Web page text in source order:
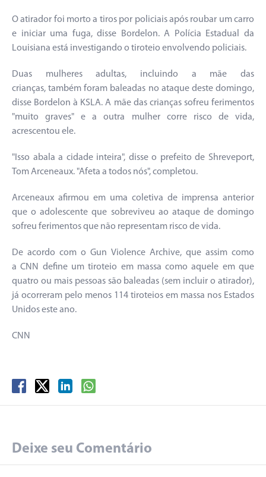
O atirador foi morto a tiros por policiais após roubar um carro
e iniciar uma fuga, disse Bordelon. A Polícia Estadual da
Louisiana está investigando o tiroteio envolvendo policiais.
Duas mulheres adultas, incluindo a mãe das
crianças, também foram baleadas no ataque deste domingo,
disse Bordelon à KSLA. A mãe das crianças sofreu ferimentos
"muito graves" e a outra mulher corre risco de vida,
acrescentou ele.
"Isso abala a cidade inteira", disse o prefeito de Shreveport,
Tom Arceneaux. "Afeta a todos nós", completou.
Arceneaux afirmou em uma coletiva de imprensa anterior
que o adolescente que sobreviveu ao ataque de domingo
sofreu ferimentos que não representam risco de vida.
De acordo com o Gun Violence Archive, que assim como
a CNN define um tiroteio em massa como aquele em que
quatro ou mais pessoas são baleadas (sem incluir o atirador),
já ocorreram pelo menos 114 tiroteios em massa nos Estados
Unidos este ano.
CNN
Deixe seu Comentário